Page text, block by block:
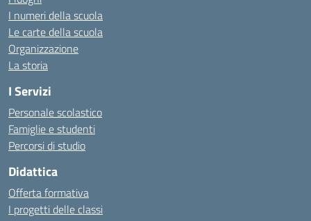
I numeri della scuola
Le carte della scuola
Organizzazione
La storia
I Servizi
Personale scolastico
Famiglie e studenti
Percorsi di studio
Didattica
Offerta formativa
I progetti delle classi